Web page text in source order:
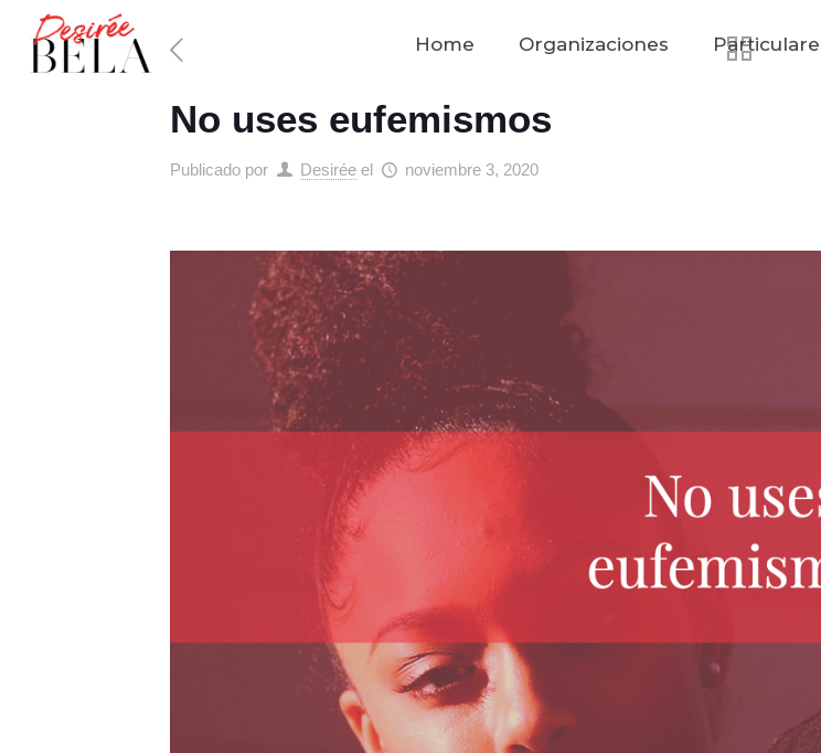
Home Organizaciones
No uses eufemismos
Publicado por Desirée el noviembre 3, 2020